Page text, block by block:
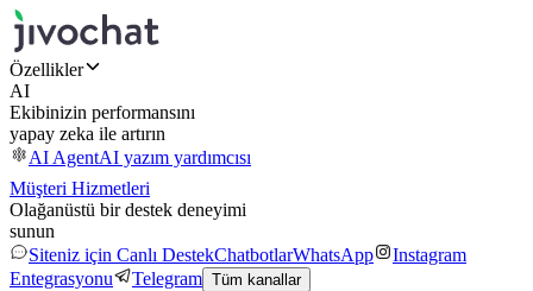
Özellikler
AI
Ekibinizin performansını
yapay zeka ile artırın
AI AgentAI yazım yardımcısı
Müşteri Hizmetleri
Olağanüstü bir destek deneyimi
sunun
Siteniz için Canlı DestekChatbotlarWhatsApp
Instagram
Entegrasyonu
Telegram Tüm kanallar